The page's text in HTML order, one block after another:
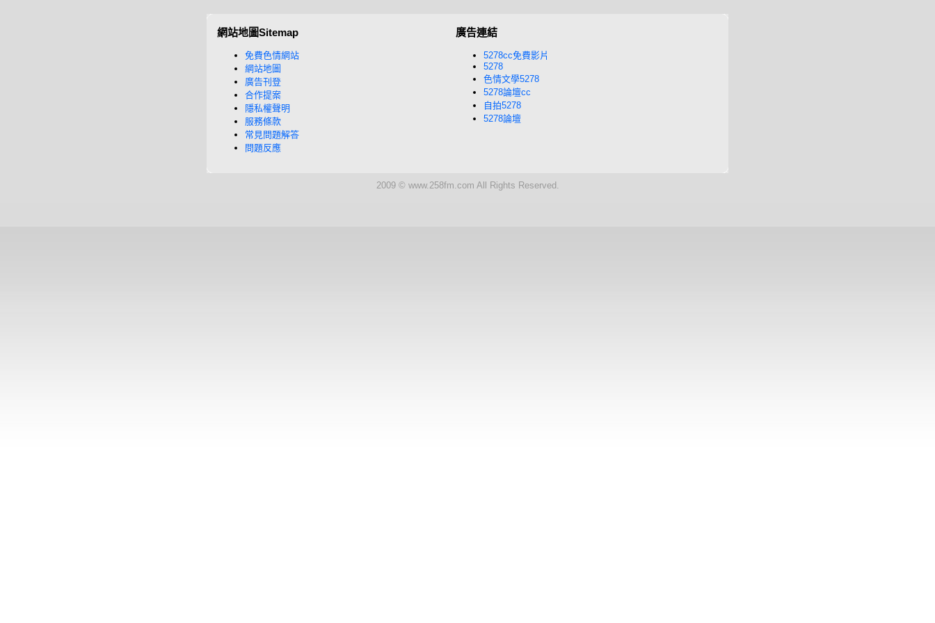
網站地圖Sitemap
免費色情網站
網站地圖
廣告刊登
合作提案
隱私權聲明
服務條款
常見問題解答
問題反應
廣告連結
5278cc免費影片
5278
色情文學5278
5278論壇cc
自拍5278
5278論壇
2009 © www.258fm.com All Rights Reserved.